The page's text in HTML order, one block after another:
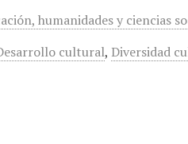
humanidades y ciencias
cultural, Diversidad